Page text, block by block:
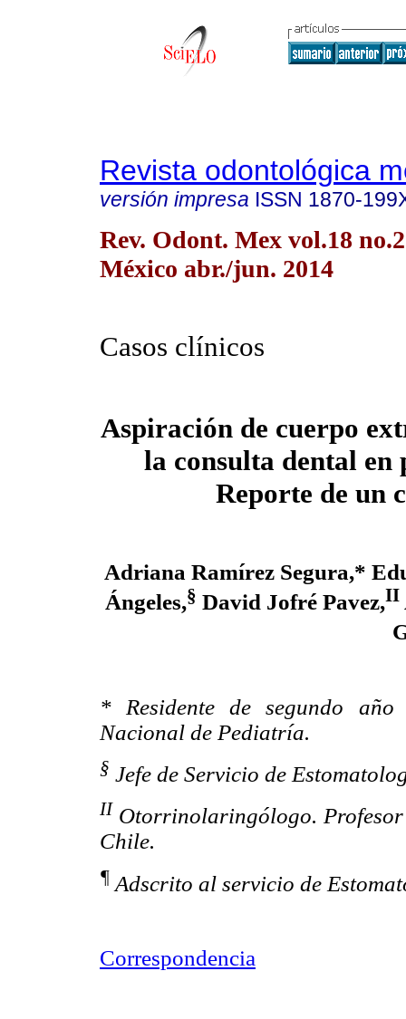
Revista odontológica
versión impresa ISSN 1870-
Rev. Odont. Mex vol.18
México abr./jun. 2014
Casos clínicos
Aspiración de cuerpo
la consulta dental en
Reporte de un
Adriana Ramírez Segura,*
Ángeles,§ David Jofré Pavez,II
* Residente de segundo
Nacional de Pediatría.
§ Jefe de Servicio de
II Otorrinolaringólogo.
Chile.
¶ Adscrito al servicio de
Correspondencia